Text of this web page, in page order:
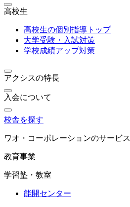
高校生
高校生の個別指導トップ
大学受験・入試対策
学校成績アップ対策
アクシスの特長
入会について
校舎を探す
ワオ・コーポレーションのサービス
教育事業
学習塾・教室
能開センター